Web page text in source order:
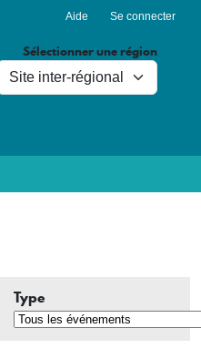
Aller au contenu principal
Aide Se connecter
Sélectionner une région
Type